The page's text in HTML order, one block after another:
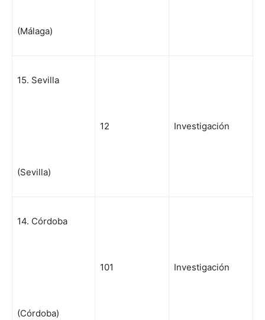
(Málaga)
15. Sevilla
(Sevilla)
12 Investigación
14. Córdoba
(Córdoba)
101 Investigación